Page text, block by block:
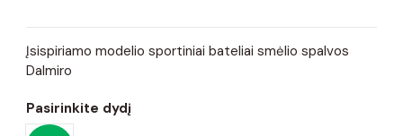
Įsispiriamo modelio sportiniai bateliai smėlio spalvos
Dalmiro
Pasirinkite dydį